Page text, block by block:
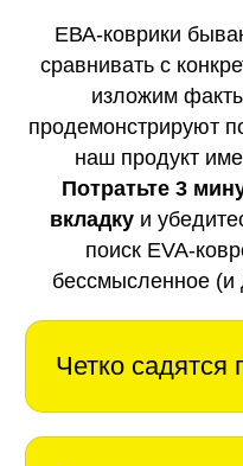
ЕВА-коврики
сравнивать с
изложим
продемонстрируют
наш продукт
Потратьте 3
вкладку и
поиск EVA-
бессмысленное (и
Четко садятся